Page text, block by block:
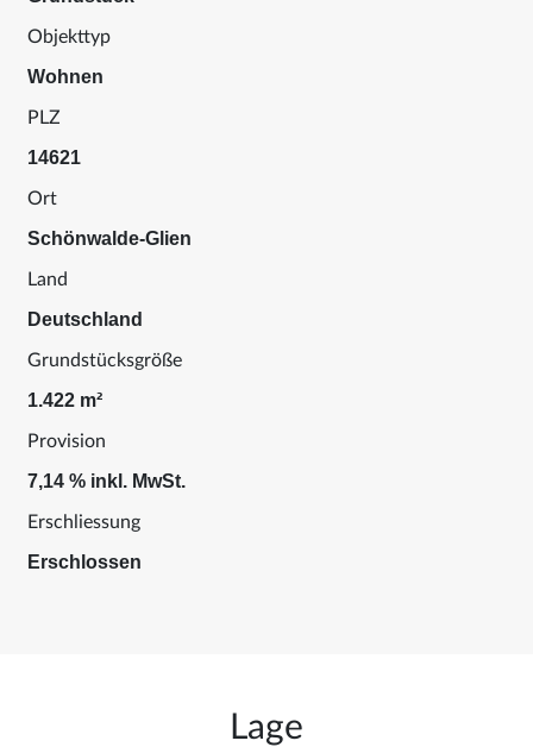
Objekttyp
Wohnen
PLZ
14621
Ort
Schönwalde-Glien
Land
Deutschland
Grundstücksgröße
1.422 m²
Provision
7,14 % inkl. MwSt.
Erschliessung
Erschlossen
Lage